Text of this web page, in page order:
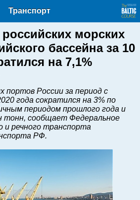
и
истории
Транспорт
морских
бассейна за 10
на 7,1%
портов России за период с
года сократился на 3% по
периодом прошлого года и
тонн, сообщает Федеральное
и речного транспорта
РФ.